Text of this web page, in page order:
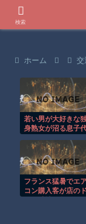
ホーム 交
若い男が大好きな
身熟女が沼る息子
フランス猛暑でエ
コン購入客が店のド
検索